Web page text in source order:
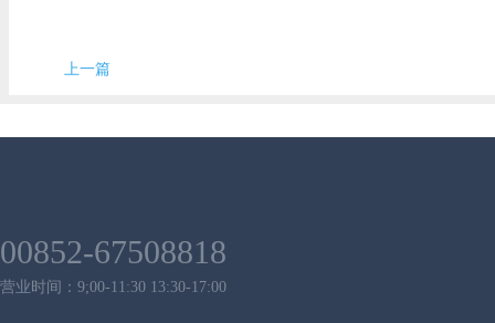
上一篇
00852-67508818
营业时间：9;00-11:30 13:30-17:00